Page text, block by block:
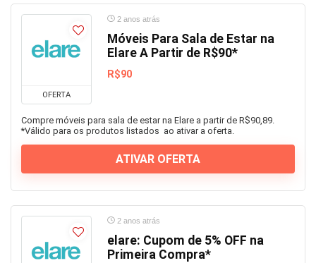
OFERTA
2 anos atrás
Móveis Para Sala de Estar na
Elare A Partir de R$90*
R$90
Compre móveis para sala de estar na Elare a partir de R$90,89.
*Válido para os produtos listados ao ativar a oferta.
ATIVAR OFERTA
2 anos atrás
elare: Cupom de 5% OFF na
Primeira Compra*